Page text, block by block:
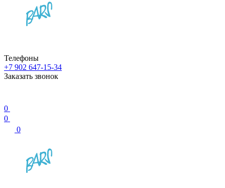
Телефоны
+7 902 647-15-34
Заказать звонок
0
0
0